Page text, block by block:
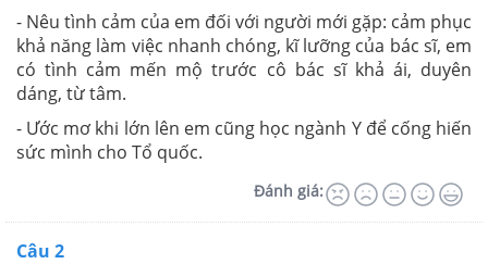
- Nêu tình cảm của em đối với người mới gặp: cảm phục
khả năng làm việc nhanh chóng, kĩ lưỡng của bác sĩ, em
có tình cảm mến mộ trước cô bác sĩ khả ái, duyên
dáng, từ tâm.
- Ước mơ khi lớn lên em cũng học ngành Y để cống hiến
sức mình cho Tổ quốc.
Đánh giá:
Câu 2